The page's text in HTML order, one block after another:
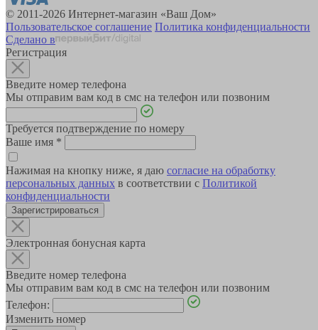
© 2011-2026 Интернет-магазин «Ваш Дом»
Пользовательское соглашение Политика конфиденциальности
Сделано в
Регистрация
Введите номер телефона
Мы отправим вам код в смс на телефон или позвоним
Требуется подтверждение по номеру
Ваше имя *
Нажимая на кнопку ниже, я даю согласие на обработку
персональных данных в соответствии с Политикой
конфиденциальности
Зарегистрироваться
Электронная бонусная карта
Введите номер телефона
Мы отправим вам код в смс на телефон или позвоним
Телефон:
Изменить номер